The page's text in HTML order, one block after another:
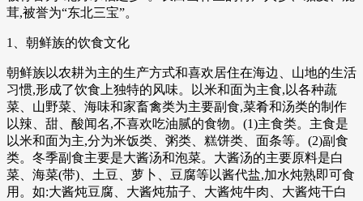
茸,被誉为“东北三宝”。
1、朝鲜族的饮食文化
朝鲜族以农耕为主的生产方式和喜欢居住在海边、山地的生活
习惯,形成了饮食上独特的风味。以米和面为主食,以各种蔬
菜、山野菜、海味和家畜禽类为主要副食,菜肴和汤类的制作
以辣、甜、酸闻名,不喜欢吃油腻的食物。(1)主食类。主食是
以米和面为主,分为米饭类、粥类、糕饼类、面条等。(2)副食
类。冬季副食主要是大酱汤和泡菜。大酱汤的主要原料是白
菜、海菜(带)、土豆、萝卜、豆腐等以酱代盐,加水炖熟即可食
用。如:大酱炖豆腐、大酱炖茄子、大酱炖牛肉、大酱炖干白